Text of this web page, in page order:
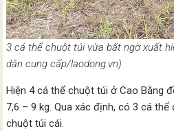
3 cá thể chuột túi vừa bất ngờ xuất
dân cung cấp/laodong.vn)
Hiện 4 cá thể chuột túi ở Cao Bằng
7,6 – 9 kg. Qua xác định, có 3 cá
chuột túi cái.